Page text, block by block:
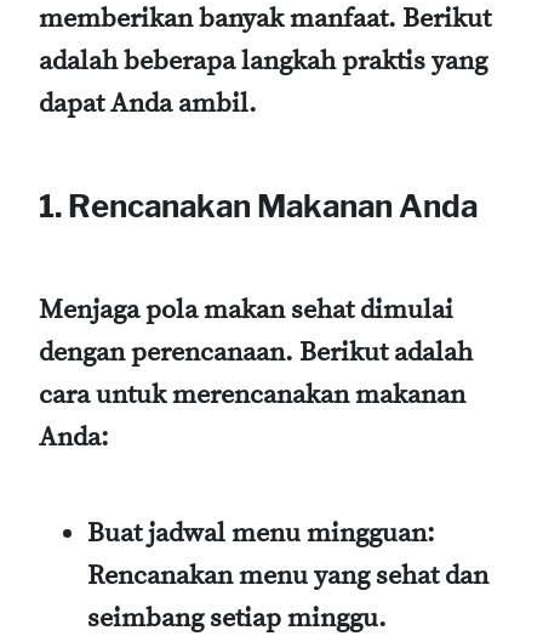
memberikan banyak manfaat. Berikut
adalah beberapa langkah praktis yang
dapat Anda ambil.
1. Rencanakan Makanan Anda
Menjaga pola makan sehat dimulai
dengan perencanaan. Berikut adalah
cara untuk merencanakan makanan
Anda:
Buat jadwal menu mingguan:
Rencanakan menu yang sehat dan
seimbang setiap minggu.